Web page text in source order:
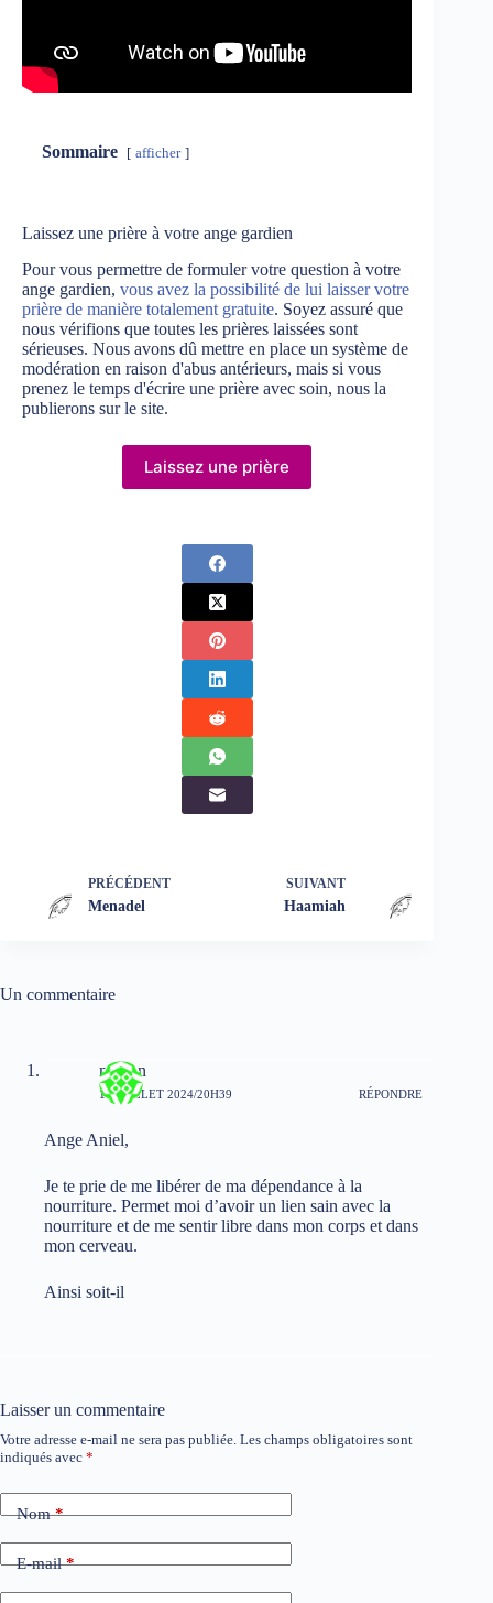
Sommaire afficher
Laissez une prière à votre ange gardien
Pour vous permettre de formuler votre question à votre
ange gardien, vous avez la possibilité de lui laisser votre
prière de manière totalement gratuite. Soyez assuré que
nous vérifions que toutes les prières laissées sont
sérieuses. Nous avons dû mettre en place un système de
modération en raison d'abus antérieurs, mais si vous
prenez le temps d'écrire une prière avec soin, nous la
publierons sur le site.
Laissez une prière
PRÉCÉDENT
Menadel
SUIVANT
Haamiah
Un commentaire
manon
15 JUILLET 2024/20H39 RÉPONDRE
Ange Aniel,
Je te prie de me libérer de ma dépendance à la
nourriture. Permet moi d’avoir un lien sain avec la
nourriture et de me sentir libre dans mon corps et dans
mon cerveau.
Ainsi soit-il
Laisser un commentaire
Votre adresse e-mail ne sera pas publiée. Les champs obligatoires sont
indiqués avec *
Nom*
E-mail*